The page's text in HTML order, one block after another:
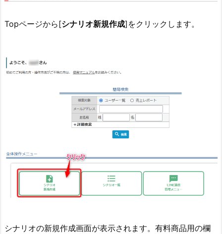
Topページから[シナリオ新規作成]をクリックします。
シナリオの新規作成画面が表示されます。有料商品用の欄